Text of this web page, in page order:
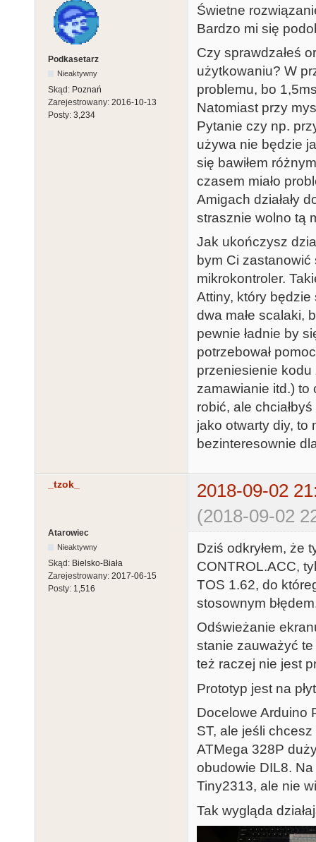
    if (inject == -1)
      Serial.write(Serial.read());
    else
    {
      Serial.read();
      Serial.write(date[inject--]);
    }
  }
}
Podkasetarz
Nieaktywny
Skąd: Poznań
Zarejestrowany: 2016-10-13
Posty: 3,234
Świetne
Bardzo mi się
Czy sprawdzałeś
użytkowaniu? W
problemu, bo
Natomiast przy
Pytanie czy np.
używa nie będzie
się bawiłem
czasem miało
Amigach działały
strasznie wolno tą
Jak ukończysz
bym Ci zastanowić
mikrokontroler.
Attiny, który będzie
dwa małe scalaki,
pewnie ładnie by
potrzebował
przeniesienie kodu
zamawianie itd.) to
robić, ale
jako otwarty diy, to
bezinteresownie
_tzok_
2018-09-02
(2018-09-02
Atarowiec
Nieaktywny
Skąd: Bielsko-Biała
Zarejestrowany: 2017-06-15
Posty: 1,516
Dziś odkryłem, że
CONTROL.ACC,
TOS 1.62, do
stosownym
Odświeżanie
stanie zauważyć
też raczej nie jest
Prototyp jest na
Docelowe Arduino
ST, ale jeśli
ATMega 328P
obudowie DIL8.
Tiny2313, ale nie
Tak wygląda